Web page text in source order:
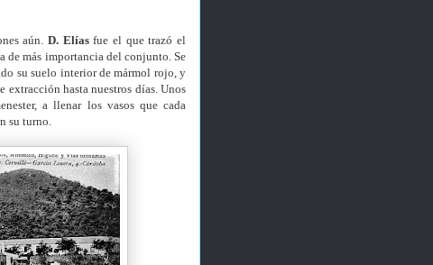
aún.D. Elíasfue el que trazó el
más importancia del conjunto. Se
su suelo interior de mármol rojo, y
extracción hasta nuestros días. Unos
a llenar los vasos que cada
su turno.